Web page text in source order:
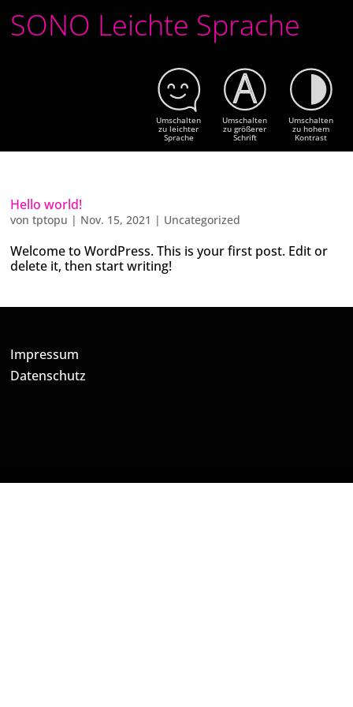
to
content
SONO Leichte Sprache
Umschalten
zu leichter
Sprache
Umschalten
zu größerer
Schrift
Umschalten
zu hohem
Kontrast
Hello world!
vontptopu | Nov. 15, 2021 | Uncategorized
Welcome to WordPress. This is your first post. Edit or
delete it, then start writing!
Impressum
Datenschutz